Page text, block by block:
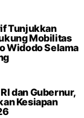
Tunjukkan
Mobilitas
Widodo Selama
dan Gubernur,
Kesiapan